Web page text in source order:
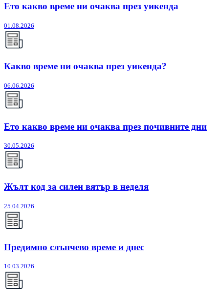
Ето какво време ни очаква през уикенда
01.08.2026
Какво време ни очаква през уикенда?
06.06.2026
Ето какво време ни очаква през почивните дни
30.05.2026
Жълт код за силен вятър в неделя
25.04.2026
Предимно слънчево време и днес
10.03.2026